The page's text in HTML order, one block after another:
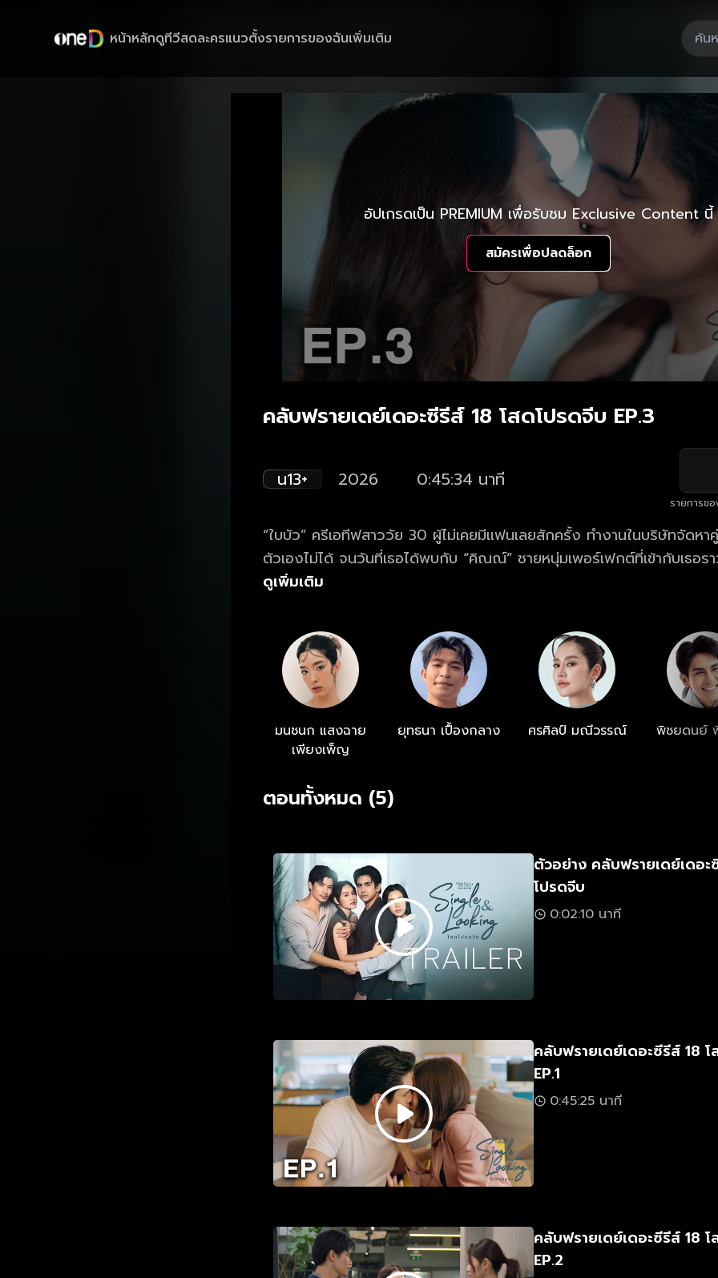
หน้าหลักดูทีวีสดละครแนวตั้งรายการของฉันเพิ่มเติม
อัปเกรดเป็น PREMIUM เพื่อรับชม Exclusive Content นี้
สมัครเพื่อปลดล็อก
คลับฟรายเดย์เดอะซีรีส์ 18 โสดโปรดจีบ EP.3
น13+ 2026 0:45:34 นาที
รายการข
“ใบบัว” ครีเอทีฟสาววัย 30 ผู้ไม่เคยมีแฟนเลยสักครั้ง ทำงานในบริษัทจัดห
ตัวเองไม่ได้ จนวันที่เธอได้พบกับ “คิณณ์” ชายหนุ่มเพอร์เฟกต์ที่เข้ากับเธอร
นาน ความหวังครั้งแรกในชีวิตจึงเริ่มต้นขึ้น ทว่าความรักครั้งนี้มี “ตั๊ก” เพื่อน
โสดของทุกคน จะพาใครไปสู่ความรักที่เฝ้ารอ หรือทำให้ความสัมพันธ์ทั้งหมดต้
ตลอดกาล
ดูเพิ่มเติม
มนชนก แสงฉาย
เพียงเพ็ญ
ยุทธนา เปื้องกลาง ศรศิลป์ มณีวรรณ์ พิชยดนย์
ตอนทั้งหมด (5)
ตัวอย่าง คลับฟรายเดย์เดอะ
โปรดจีบ
0:02:10 นาที
คลับฟรายเดย์เดอะซีรีส์ 18
EP.1
0:45:25 นาที
คลับฟรายเดย์เดอะซีรีส์ 18
EP.2